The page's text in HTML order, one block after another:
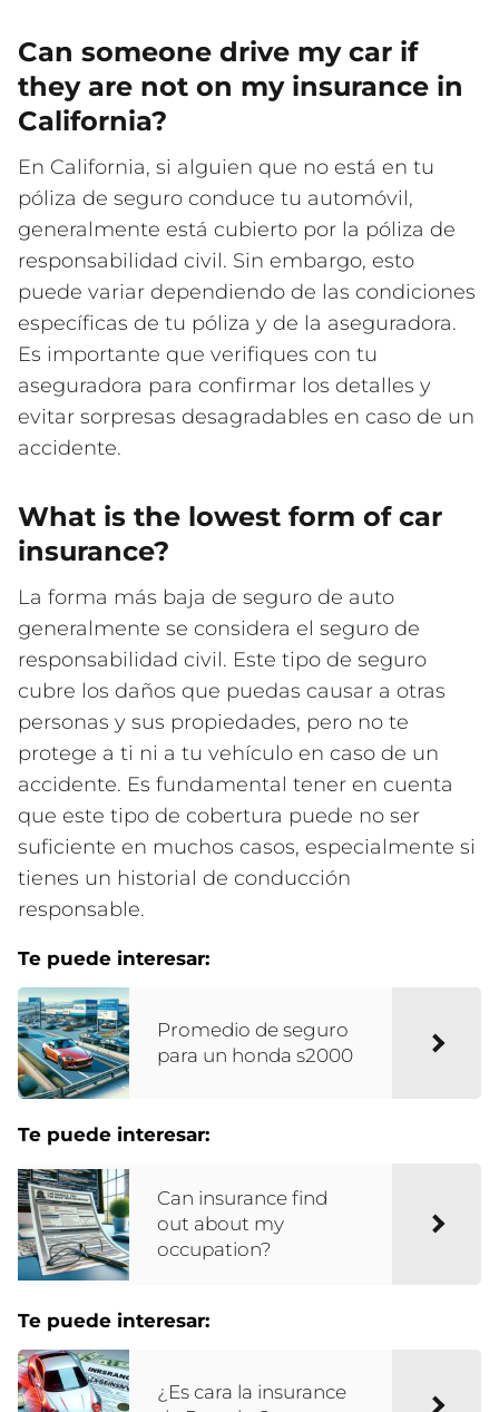
Can someone drive my car if
they are not on my insurance in
California?
En California, si alguien que no está en tu
póliza de seguro conduce tu automóvil,
generalmente está cubierto por la póliza de
responsabilidad civil. Sin embargo, esto
puede variar dependiendo de las condiciones
específicas de tu póliza y de la aseguradora.
Es importante que verifiques con tu
aseguradora para confirmar los detalles y
evitar sorpresas desagradables en caso de un
accidente.
What is the lowest form of car
insurance?
La forma más baja de seguro de auto
generalmente se considera el seguro de
responsabilidad civil. Este tipo de seguro
cubre los daños que puedas causar a otras
personas y sus propiedades, pero no te
protege a ti ni a tu vehículo en caso de un
accidente. Es fundamental tener en cuenta
que este tipo de cobertura puede no ser
suficiente en muchos casos, especialmente si
tienes un historial de conducción
responsable.
Te puede interesar:
Promedio de seguro
para un honda s2000
Te puede interesar:
Can insurance find
out about my
occupation?
Te puede interesar:
¿Es cara la insurance